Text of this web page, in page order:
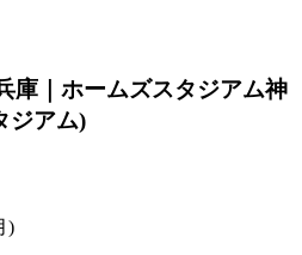
庫｜ホームズスタジアム神
ジアム)
)